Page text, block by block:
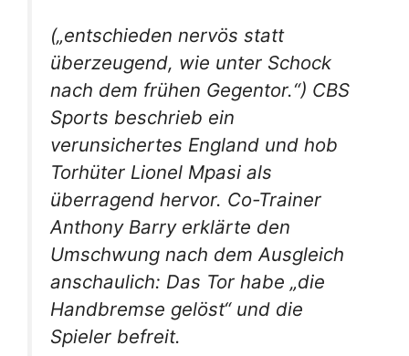
(„entschieden nervös statt
überzeugend, wie unter Schock
nach dem frühen Gegentor.“) CBS
Sports beschrieb ein
verunsichertes England und hob
Torhüter Lionel Mpasi als
überragend hervor. Co-Trainer
Anthony Barry erklärte den
Umschwung nach dem Ausgleich
anschaulich: Das Tor habe „die
Handbremse gelöst“ und die
Spieler befreit.